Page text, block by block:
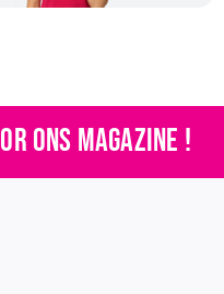
ons magazine !